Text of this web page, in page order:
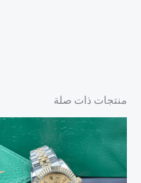
منتجات ذات صلة